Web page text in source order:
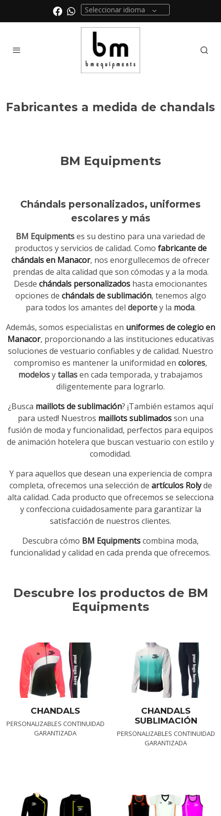
Seleccionar idioma
Fabricantes a medida de chandals
BM Equipments
Chándals personalizados, uniformes
escolares y más
BM Equipmentses su destino para una variedad de
productos y servicios de calidad. Como fabricante de
chándals en Manacor, nos enorgullecemos de ofrecer
prendas de alta calidad que son cómodas y a la moda.
Desde chándals personalizados hasta emocionantes
opciones de chándals de sublimación, tenemos algo
para todos los amantes del deportey la moda.
Además, somos especialistas en uniformes de colegio en
Manacor, proporcionando a las instituciones educativas
soluciones de vestuario confiables y de calidad. Nuestro
compromiso es mantener la uniformidad en colores,
modelosytallasen cada temporada, y trabajamos
diligentemente para lograrlo.
¿Busca maillots de sublimación? ¡También estamos aquí
para usted! Nuestros maillots sublimadosson una
fusión de moda y funcionalidad, perfectos para equipos
de animación hotelera que buscan vestuario con estilo y
comodidad.
Y para aquellos que desean una experiencia de compra
completa, ofrecemos una selección de artículos Rolyde
alta calidad. Cada producto que ofrecemos se selecciona
y confecciona cuidadosamente para garantizar la
satisfacción de nuestros clientes.
Descubra cómo BM Equipmentscombina moda,
funcionalidad y calidad en cada prenda que ofrecemos.
Descubre los productos de BM
Equipments
CHANDALS
PERSONALIZABLES CONTINUIDAD
GARANTIZADA
CHANDALS
SUBLIMACIÓN
PERSONALIZABLES CONTINUIDAD
GARANTIZADA